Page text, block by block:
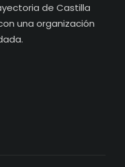
de Castilla
una organización